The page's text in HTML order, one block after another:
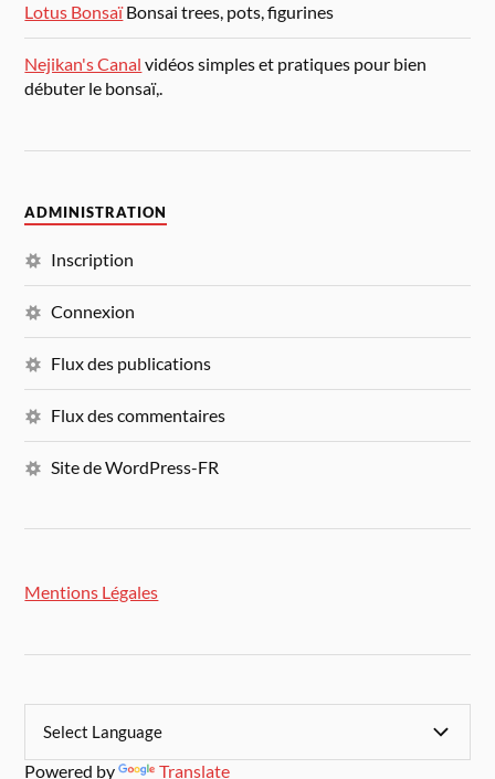
Lotus BonsaïBonsai trees, pots, figurines
Nejikan's Canal vidéos simples et pratiques pour bien
débuter le bonsaï,.
ADMINISTRATION
Inscription
Connexion
Flux des publications
Flux des commentaires
Site de WordPress-FR
Mentions Légales
Powered by Translate